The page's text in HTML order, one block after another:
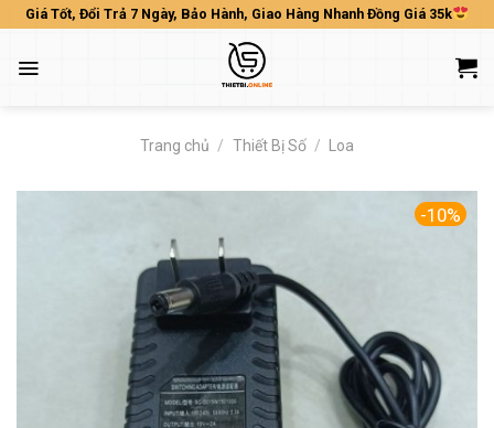
Skip
content
Giá Tốt, Đổi Trả 7 Ngày, Bảo Hành, Giao Hàng Nhanh Đồng Giá 35k
Trang chủ / Thiết Bị Số / Loa
-10%